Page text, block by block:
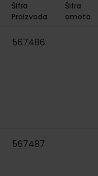
Šifra
Proizvoda
Šifra
omota
567486
567487